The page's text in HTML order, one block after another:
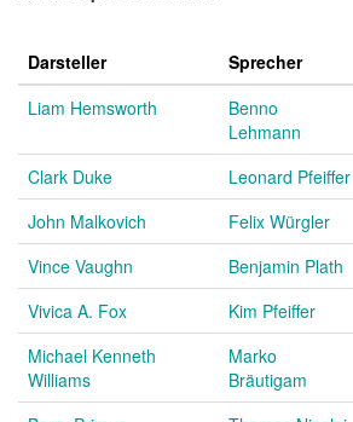
Darsteller Sprecher
Liam Hemsworth
Benno
Lehmann
Clark Duke Leonard Pfeiffer
John Malkovich
Felix Würgler
Vince Vaughn
Benjamin Plath
Vivica A. Fox
Kim Pfeiffer
Michael Kenneth
Williams
Marko
Bräutigam